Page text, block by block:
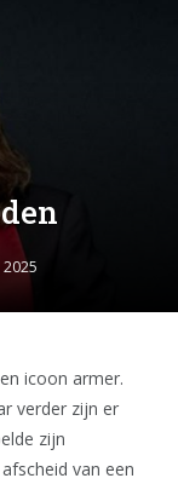
2025
icoon armer.
verder zijn er
zijn
van een